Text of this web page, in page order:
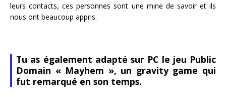
leurs contacts, ces personnes sont une mine de savoir et ils
nous ont beaucoup appris.
Tu as également adapté sur PC le jeu Public
Domain « Mayhem », un gravity game qui
fut remarqué en son temps.